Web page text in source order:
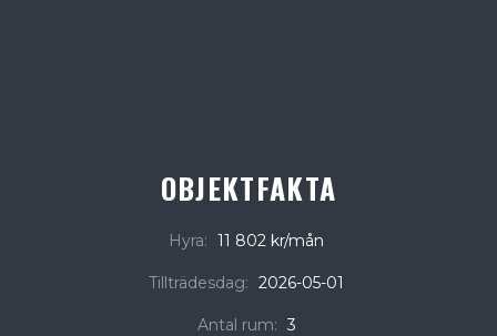
OBJEKTFAKTA
Hyra: 11 802 kr/mån
Tillträdesdag: 2026-05-01
Antal rum: 3